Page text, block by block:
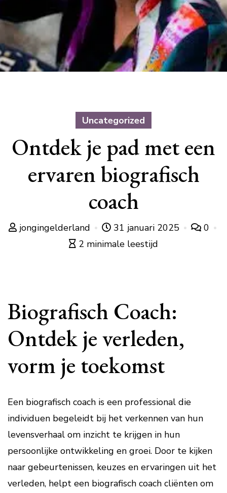
Uncategorized
Ontdek je pad met een
ervaren biografisch
coach
jongingelderland 31 januari 2025
0
2 minimale leestijd
Biografisch Coach:
Ontdek je verleden,
vorm je toekomst
Een biografisch coach is een professional die
individuen begeleidt bij het verkennen van hun
levensverhaal om inzicht te krijgen in hun
persoonlijke ontwikkeling en groei. Door te kijken
naar gebeurtenissen, keuzes en ervaringen uit het
verleden, helpt een biografisch coach cliënten om